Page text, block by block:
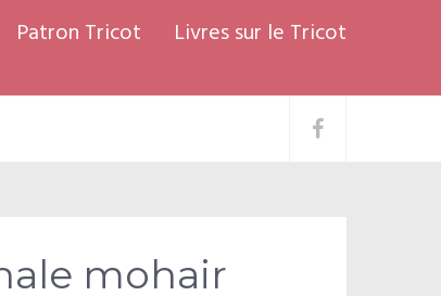
Patron Tricot Livres sur le Tricot
mohair